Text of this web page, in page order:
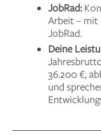
JobRad:
Arbeit – mit
JobRad.
Deine
36.200 €,
und